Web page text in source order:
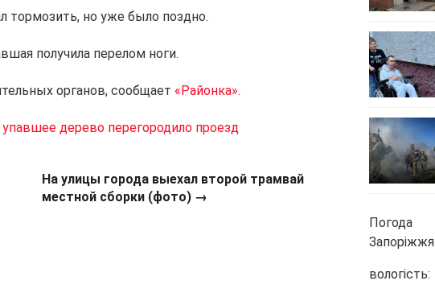
тормозить, но уже было поздно.
получила перелом ноги.
органов, сообщает «Районка».
дерево перегородило проезд
На улицы города выехал второй трамвай
местной сборки (фото) →
Погода
Запоріжжя
вологість: